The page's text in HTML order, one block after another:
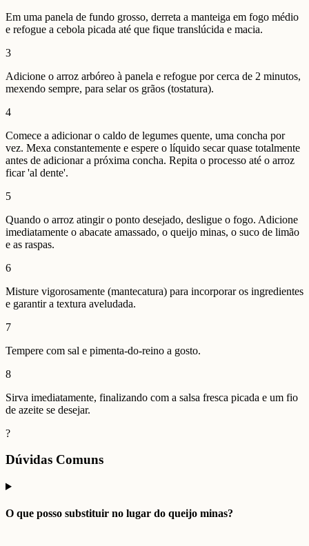
Em uma panela de fundo grosso, derreta a manteiga em fogo médio
e refogue a cebola picada até que fique translúcida e macia.
3
Adicione o arroz arbóreo à panela e refogue por cerca de 2 minutos,
mexendo sempre, para selar os grãos (tostatura).
4
Comece a adicionar o caldo de legumes quente, uma concha por
vez. Mexa constantemente e espere o líquido secar quase totalmente
antes de adicionar a próxima concha. Repita o processo até o arroz
ficar 'al dente'.
5
Quando o arroz atingir o ponto desejado, desligue o fogo. Adicione
imediatamente o abacate amassado, o queijo minas, o suco de limão
e as raspas.
6
Misture vigorosamente (mantecatura) para incorporar os ingredientes
e garantir a textura aveludada.
7
Tempere com sal e pimenta-do-reino a gosto.
8
Sirva imediatamente, finalizando com a salsa fresca picada e um fio
de azeite se desejar.
?
Dúvidas Comuns
O que posso substituir no lugar do queijo minas?